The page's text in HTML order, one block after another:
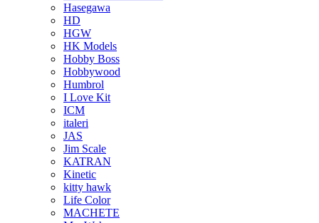
Hasegawa
HD
HGW
HK Models
Hobby Boss
Hobbywood
Humbrol
I Love Kit
ICM
italeri
JAS
Jim Scale
KATRAN
Kinetic
kitty hawk
Life Color
MACHETE